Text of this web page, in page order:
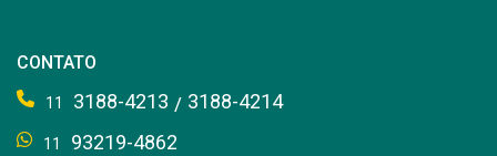
CONTATO
11 3188-4213 / 3188-4214
11 93219-4862